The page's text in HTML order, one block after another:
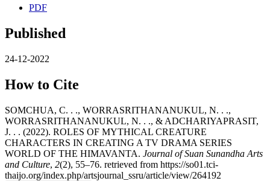
PDF
Published
24-12-2022
How to Cite
SOMCHUA, C. . ., WORRASRITHANANUKUL, N. . .,
WORRASRITHANANUKUL, N. . ., & ADCHARIYAPRASIT,
J. . . (2022). ROLES OF MYTHICAL CREATURE
CHARACTERS IN CREATING A TV DRAMA SERIES
WORLD OF THE HIMAVANTA. Journal of Suan Sunandha Arts
and Culture, 2(2), 55–76. retrieved from https://so01.tci-
thaijo.org/index.php/artsjournal_ssru/article/view/264192